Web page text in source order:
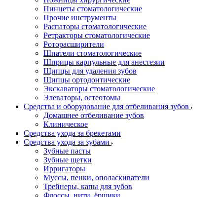
Пинцеты стоматологические
Прочие инструменты
Распаторы стоматологические
Ретракторы стоматологические
Роторасширители
Шпатели стоматологические
Шприцы карпульные для анестезии
Щипцы для удаления зубов
Щипцы ортодонтические
Экскаваторы стоматологические
Элеваторы, остеотомы
Средства и оборудование для отбеливания зубов
Домашнее отбеливание зубов
Клиническое
Средства ухода за брекетами
Средства ухода за зубами
Зубные пасты
Зубные щетки
Ирригаторы
Муссы, пенки, ополаскиватели
Трейнеры, капы для зубов